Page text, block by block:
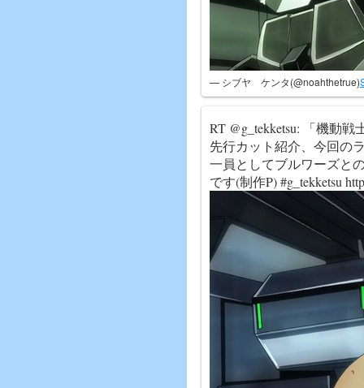
— シブヤ ケンタ(@noahthetrue)
RT @g_tekketsu: 「機動
先行カット紹介、今回の
一員としてブルワーズと
です(制作P) #g_tekketsu